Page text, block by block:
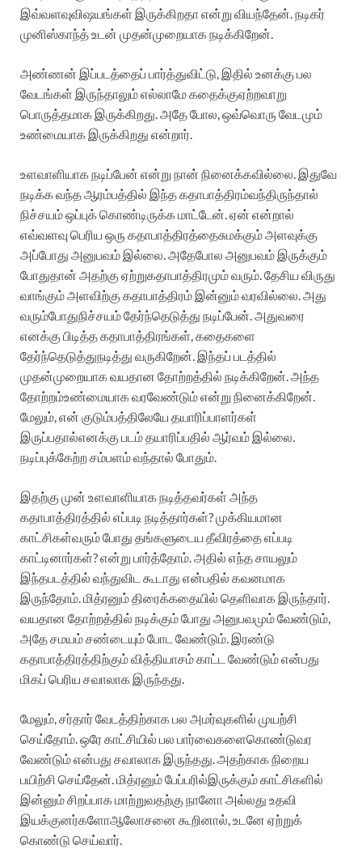
இவ்வளவுவிஷயங்கள் இருக்கிறதாஎன்று வியந்தேன் நடிகர்
முனிஸ்காந்த்உடன் முதன்முறையாகநடிக்கிறேன்
அண்ணன் இப்படத்தைப் பார்த்துவிட்டு இதில் உனக்கு பல
வேடங்கள் இருந்தாலும்எல்லாமேகதைக்குஏற்றவாறு
பொருத்தமாக இருக்கிறது அதேபோல ஒவ்வொரு வேடமும்
உண்மையாக இருக்கிறது என்றார்
உளவாளியாகநடிப்பேன் என்று நான் நினைக்கவில்லை இதுவே
நடிக்கவந்தஆரம்பத்தில் இந்தகதாபாத்திரம்வந்திருந்தால்
நிச்சயம்ஒப்புக்கொண்டிருக்கமாட்டேன் ஏன் என்றால்
எவ்வளவு பெரிய ஒரு கதாபாத்திரத்தைசுமக்கும்அளவுக்கு
அப்போது அனுபவம் இல்லை அதேபோல அனுபவம் இருக்கும்
போதுதான் அதற்கு ஏற்றுகதாபாத்திரமும்வரும் தேசிய விருது
வாங்கும்அளவிற்கு கதாபாத்திரம் இன்னும்வரவில்லை அது
வரும்போதுநிச்சயம்தேர்ந்தெடுத்து நடிப்பேன் அதுவரை
எனக்கு பிடித்தகதாபாத்திரங்கள் கதைகளை
தேர்ந்தெடுத்துநடித்து வருகிறேன் இந்தப் படத்தில்
முதன்முறையாகவயதான தோற்றத்தில் நடிக்கிறேன் அந்த
தோற்றம்உண்மையாகவரவேண்டும்என்று நினைக்கிறேன்
மேலும் என் குடும்பத்திலேயே தயாரிப்பாளர்கள்
இருப்பதால்எனக்கு படம்தயாரிப்பதில் ஆர்வம் இல்லை
நடிப்புக்கேற்றசம்பளம்வந்தால் போதும்
இதற்கு முன் உளவாளியாகநடித்தவர்கள் அந்த
கதாபாத்திரத்தில் எப்படி நடித்தார்கள்?முக்கியமான
காட்சிகள்வரும்போது தங்களுடைய தீவிரத்தைஎப்படி
காட்டினார்கள்?என்று பார்த்தோம் அதில் எந்தசாயலும்
இந்தபடத்தில் வந்துவிட கூடாது என்பதில் கவனமாக
இருந்தோம் மித்ரனும்திரைக்கதையில் தெளிவாக இருந்தார்
வயதான தோற்றத்தில் நடிக்கும்போது அனுபவமும்வேண்டும்
அதேசமயம்சண்டையும்போட வேண்டும் இரண்டு
கதாபாத்திரத்திற்கும்வித்தியாசம்காட்ட வேண்டும்என்பது
மிகப் பெரிய சவாலாக இருந்தது
மேலும் சர்தார்வேடத்திற்காகபல அமர்வுகளில் முயற்சி
செய்தோம் ஒரேகாட்சியில் பல பார்வைகளைகொண்டுவர
வேண்டும்என்பது சவாலாக இருந்தது அதற்காகநிறைய
பயிற்சி செய்தேன் மித்ரனும்பேப்பரில்இருக்கும்காட்சிகளில்
இன்னும்சிறப்பாகமாற்றுவதற்கு நானோஅல்லது உதவி
இயக்குனர்களோஆலோசனை கூறினால் உடனே ஏற்றுக்
கொண்டு செய்வார்